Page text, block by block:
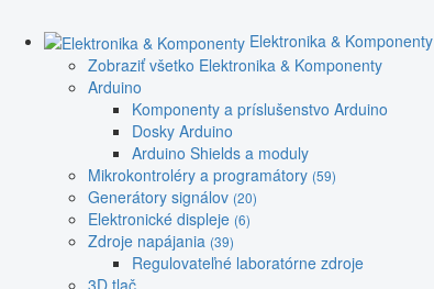
Elektronika & Komponenty
Zobraziť všetko Elektronika & Komponenty
Arduino
Komponenty a príslušenstvo Arduino
Dosky Arduino
Arduino Shields a moduly
Mikrokontroléry a programátory (59)
Generátory signálov (20)
Elektronické displeje (6)
Zdroje napájania (39)
Regulovateľné laboratórne zdroje